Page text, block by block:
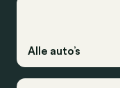
Alle auto’s